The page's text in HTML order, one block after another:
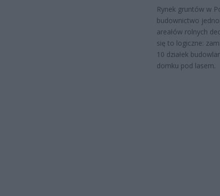
Rynek gruntów w
budownictwo
areałów rolnych
się to logiczne:
10 działek
domku pod lasem.